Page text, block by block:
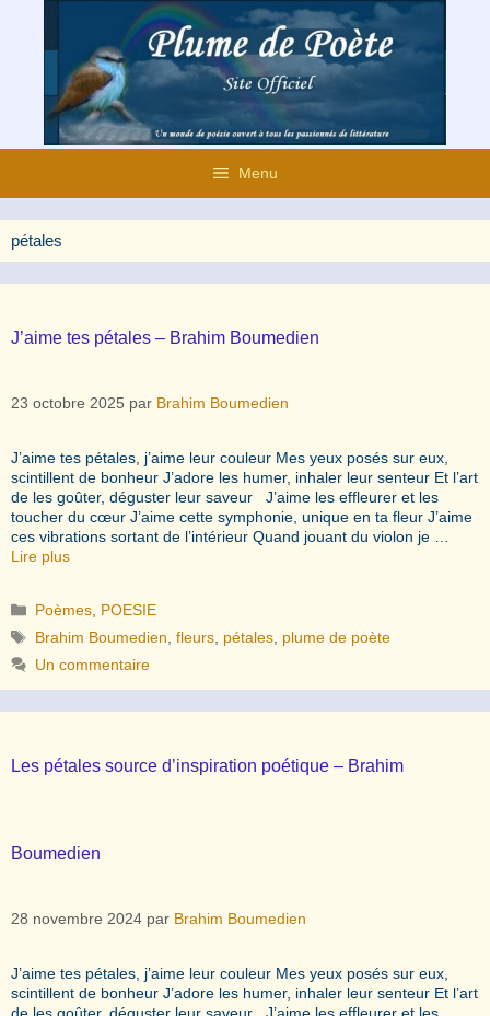
contenu
Menu
pétales
J’aime tes pétales – Brahim Boumedien
23 octobre 2025 par Brahim Boumedien
J’aime tes pétales, j’aime leur couleur Mes yeux posés sur eux,
scintillent de bonheur J’adore les humer, inhaler leur senteur Et l’art
de les goûter, déguster leur saveur J’aime les effleurer et les
toucher du cœur J’aime cette symphonie, unique en ta fleur J’aime
ces vibrations sortant de l’intérieur Quand jouant du violon je …
Lire plus
Catégories
Poèmes POESIE
Étiquettes
Brahim Boumedien ,fleurs pétales plume de poète
Un commentaire
Les pétales source d’inspiration poétique – Brahim
Boumedien
28 novembre 2024 par Brahim Boumedien
J’aime tes pétales, j’aime leur couleur Mes yeux posés sur eux,
scintillent de bonheur J’adore les humer, inhaler leur senteur Et l’art